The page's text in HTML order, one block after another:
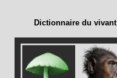
Dictionnaire du vivant